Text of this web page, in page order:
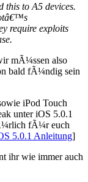
this to A5 devices.
require exploits
mÃ¼ssen also
bald fÃ¼ndig sein
iPod Touch
unter iOS 5.0.1
fÃ¼r euch
5.0.1 Anleitung]
ihr wie immer auch